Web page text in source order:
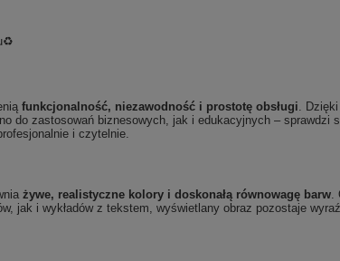
funkcjonalność, niezawodność i prostotę obsługi.
do zastosowań biznesowych, jak i edukacyjnych –
i czytelnie.
żywe, realistyczne kolory i doskonałą równowagę barw.
jak i wykładów z tekstem, wyświetlany obraz pozostaje